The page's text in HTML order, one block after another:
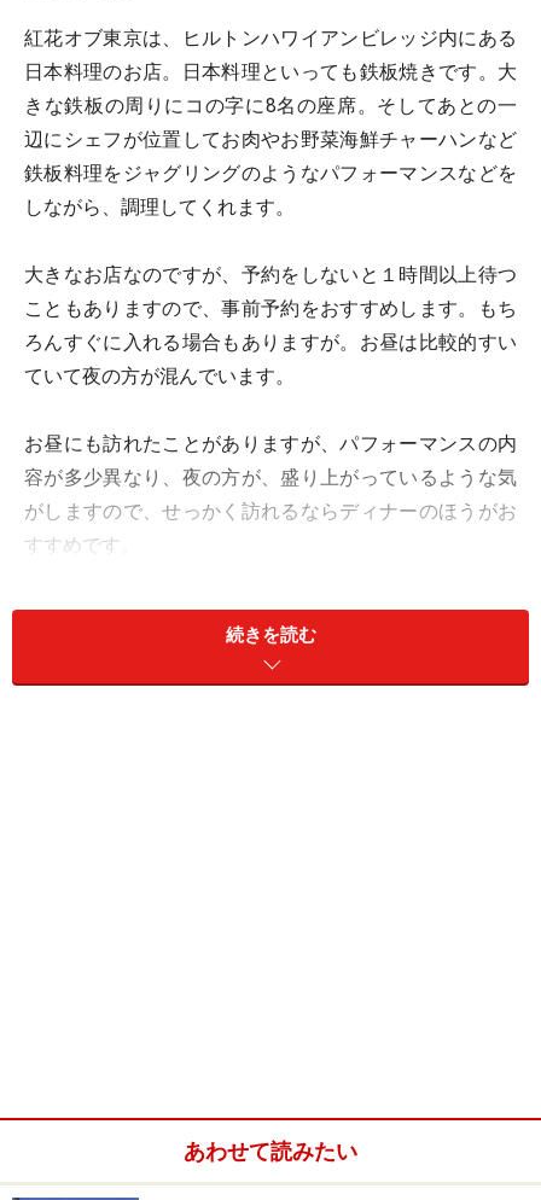
紅花オブ東京は、ヒルトンハワイアンビレッジ内にある
日本料理のお店。日本料理といっても鉄板焼きです。大
きな鉄板の周りにコの字に8名の座席。そしてあとの一
辺にシェフが位置してお肉やお野菜海鮮チャーハンなど
鉄板料理をジャグリングのようなパフォーマンスなどを
しながら、調理してくれます。
大きなお店なのですが、予約をしないと１時間以上待つ
こともありますので、事前予約をおすすめします。もち
ろんすぐに入れる場合もありますが。お昼は比較的すい
ていて夜の方が混んでいます。
お昼にも訪れたことがありますが、パフォーマンスの内
容が多少異なり、夜の方が、盛り上がっているような気
がしますので、せっかく訪れるならディナーのほうがお
すすめです。
お料理はコースになっています。お肉や海鮮を選びラン
クを選んでスタートです。まずはオニオンスープがでて
きます。これが美味しい。そしてサラダ。それらをいた
理、全て食べきれない場合は、持ち帰りもできます。あ
続きを読む
あわせて読みたい